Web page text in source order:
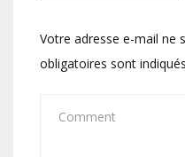
Votre adresse e-mail ne
obligatoires sont